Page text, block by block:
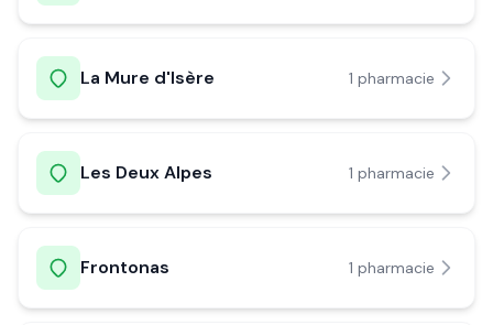
La Mure d'Isère 1 pharmacie
Les Deux Alpes 1 pharmacie
Frontonas 1 pharmacie